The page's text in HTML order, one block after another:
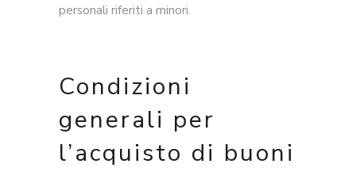
personali riferiti a minori.
Condizioni
generali per
l’acquisto di buoni